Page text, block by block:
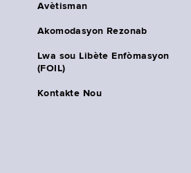
Avètisman
Akomodasyon Rezonab
Lwa sou Libète Enfòmasyon
(FOIL)
Kontakte Nou